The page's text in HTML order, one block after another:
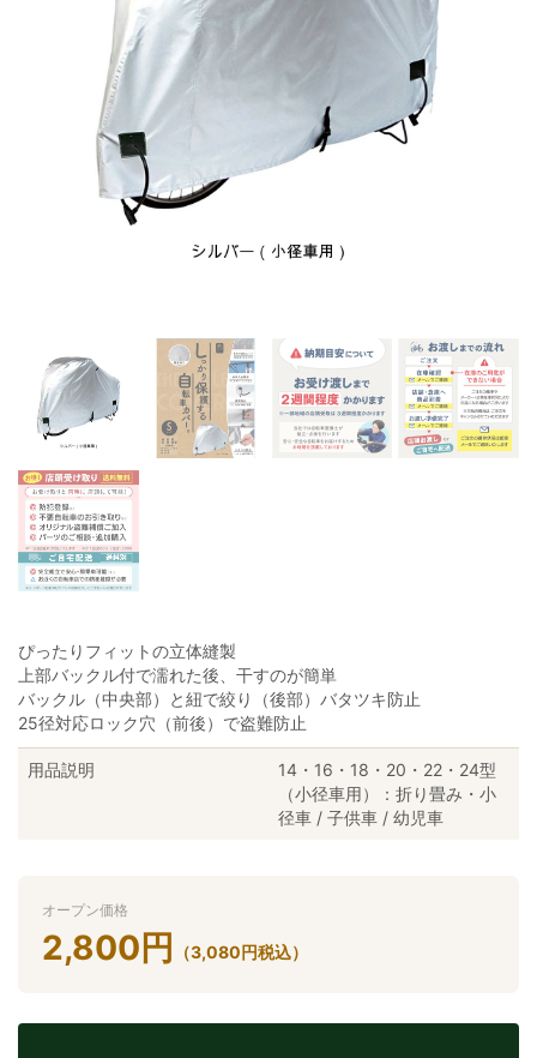
ぴったりフィットの立体縫製
上部バックル付で濡れた後、干すのが簡単
バックル（中央部）と紐で絞り（後部）バタツキ防止
25径対応ロック穴（前後）で盗難防止
用品説明
14・16・18・20・22・24型
（小径車用）：折り畳み・小
径車 / 子供車 / 幼児車
オープン価格
2,800 円 （3,080円税込）